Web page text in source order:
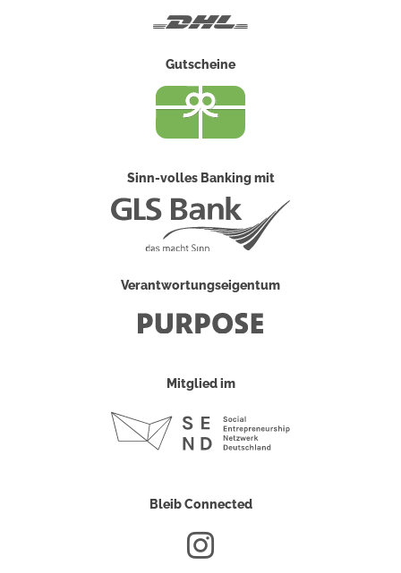
Gutscheine
Sinn-volles Banking mit
Verantwortungseigentum
Mitglied im
Bleib Connected